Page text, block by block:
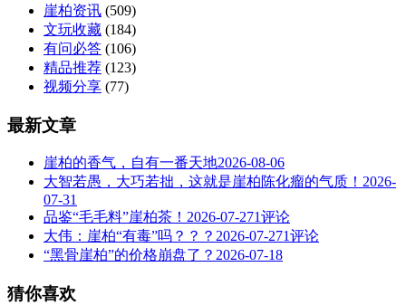
崖柏资讯 (509)
文玩收藏 (184)
有问必答 (106)
精品推荐 (123)
视频分享 (77)
最新文章
崖柏的香气，自有一番天地2026-08-06
大智若愚，大巧若拙，这就是崖柏陈化瘤的气质！ 2026-
07-31
品鉴“毛毛料”崖柏茶！ 2026-07-271评论
大伟：崖柏“有毒”吗？？？ 2026-07-271评论
“黑骨崖柏”的价格崩盘了？ 2026-07-18
猜你喜欢